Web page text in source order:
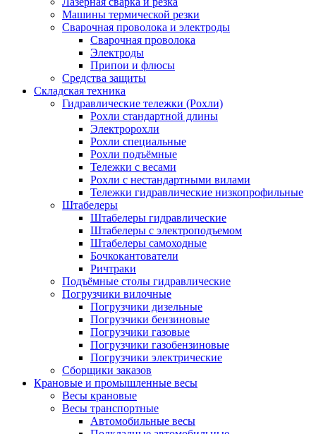
Машины термической резки
Сварочная проволока и электроды
Сварочная проволока
Электроды
Припои и флюсы
Средства защиты
Складская техника
Гидравлические тележки (Рохли)
Рохли стандартной длины
Электророхли
Рохли специальные
Рохли подъёмные
Тележки с весами
Рохли с нестандартными вилами
Тележки гидравлические низкопрофильные
Штабелеры
Штабелеры гидравлические
Штабелеры с электроподъемом
Штабелеры самоходные
Бочкокантователи
Ричтраки
Подъёмные столы гидравлические
Погрузчики вилочные
Погрузчики дизельные
Погрузчики бензиновые
Погрузчики газовые
Погрузчики газобензиновые
Погрузчики электрические
Сборщики заказов
Крановые и промышленные весы
Весы крановые
Весы транспортные
Автомобильные весы